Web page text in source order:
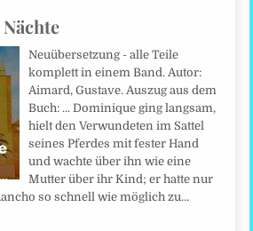
Neuübersetzung - alle Teile
komplett in einem Band. Autor:
Aimard, Gustave. Auszug aus dem
Buch: ... Dominique ging langsam,
hielt den Verwundeten im Sattel
seines Pferdes mit fester Hand
und wachte über ihn wie eine
Mutter über ihr Kind; er hatte nur
so schnell wie möglich zu…